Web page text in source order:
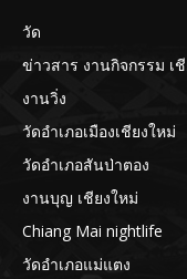
วัด
ข่าวสาร งานกิจกรรม เ
งานวิ่ง
วัดอำเภอเมืองเชียงใหม่
วัดอำเภอสันป่าตอง
งานบุญ เชียงใหม่
Chiang Mai nightlife
วัดอำเภอแม่แตง